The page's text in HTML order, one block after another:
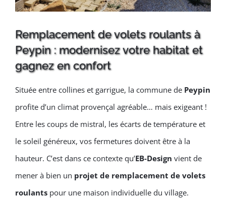
Remplacement de volets roulants à
Peypin : modernisez votre habitat et
gagnez en confort
Située entre collines et garrigue, la commune de Peypin
profite d’un climat provençal agréable… mais exigeant !
Entre les coups de mistral, les écarts de température et
le soleil généreux, vos fermetures doivent être à la
hauteur. C’est dans ce contexte qu’EB-Design vient de
mener à bien un projet de remplacement de volets
roulants pour une maison individuelle du village.